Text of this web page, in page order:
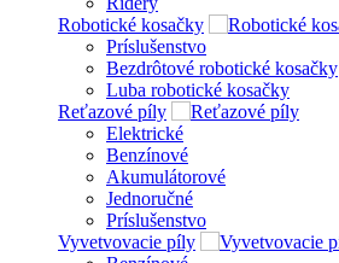
Robotické kosačky
Príslušenstvo
Bezdrôtové robotické kosačky
Luba robotické kosačky
Reťazové píly
Elektrické
Benzínové
Akumulátorové
Jednoručné
Príslušenstvo
Vyvetvovacie píly